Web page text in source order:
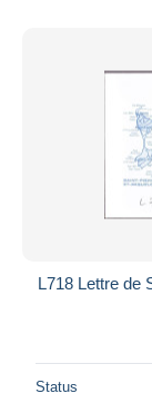
L718 Lettre de
Status